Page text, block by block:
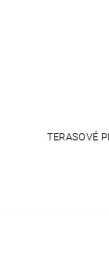
TERASOVÉ